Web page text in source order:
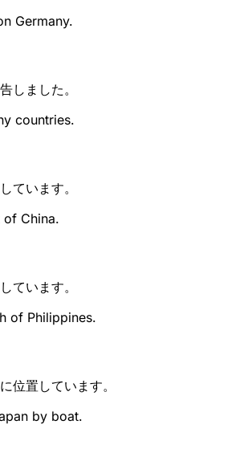
Germany.
しました。
countries.
ています。
of China.
ています。
of Philippines.
位置しています。
by boat.